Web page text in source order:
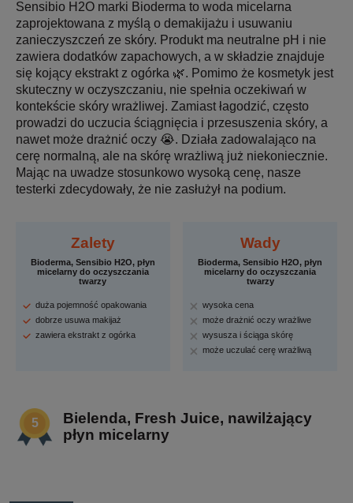
Sensibio H2O marki Bioderma to woda micelarna
zaprojektowana z myślą o demakijażu i usuwaniu
zanieczyszczeń ze skóry. Produkt ma neutralne pH i nie
zawiera dodatków zapachowych, a w składzie znajduje
się kojący ekstrakt z ogórka 🌿. Pomimo że kosmetyk jest
skuteczny w oczyszczaniu, nie spełnia oczekiwań w
kontekście skóry wrażliwej. Zamiast łagodzić, często
prowadzi do uczucia ściągnięcia i przesuszenia skóry, a
nawet może drażnić oczy 😭. Działa zadowalająco na
cerę normalną, ale na skórę wrażliwą już niekoniecznie.
Mając na uwadze stosunkowo wysoką cenę, nasze
testerki zdecydowały, że nie zasłużył na podium.
Zalety
Bioderma, Sensibio H2O, płyn
micelarny do oczyszczania
twarzy
duża pojemność opakowania
dobrze usuwa makijaż
zawiera ekstrakt z ogórka
Wady
Bioderma, Sensibio H2O, płyn
micelarny do oczyszczania
twarzy
wysoka cena
może drażnić oczy wrażliwe
wysusza i ściąga skórę
może uczulać cerę wrażliwą
Bielenda, Fresh Juice, nawilżający
płyn micelarny